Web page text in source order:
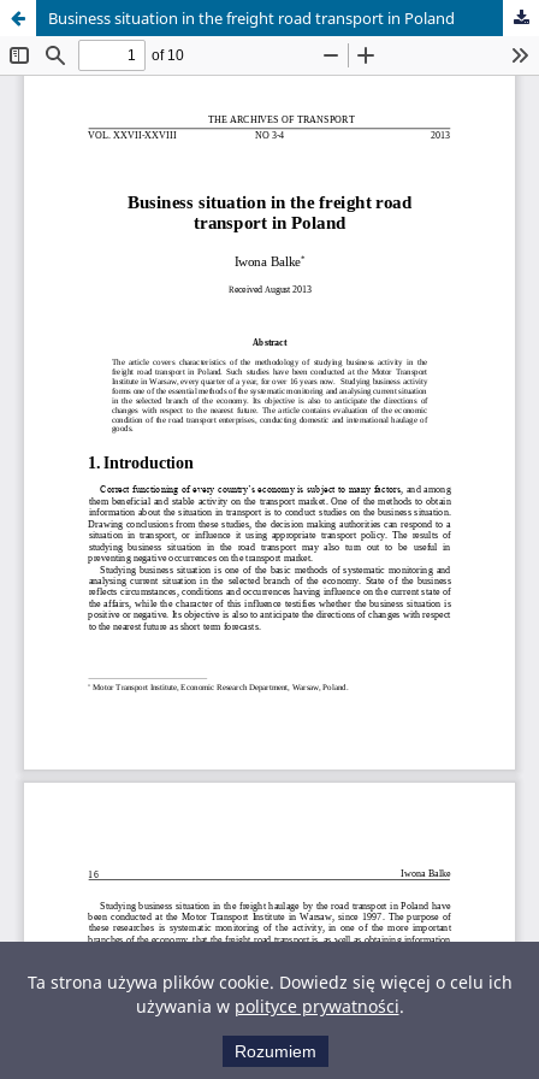
Business situation in the freight road transport in Poland
Ta strona używa plików cookie. Dowiedz się więcej o celu ich
używania w polityce prywatności.
Rozumiem